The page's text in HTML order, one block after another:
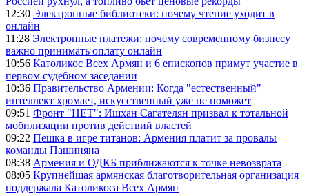
12:30 Электронные библиотеки: почему чтение уходит в
онлайн
11:28 Электронные платежи: почему современному бизнесу
важно принимать оплату онлайн
10:56 Католикос Всех Армян и 6 епископов примут участие в
первом судебном заседании
10:36 Правительство Армении: Когда "естественный"
интеллект хромает, искусственный уже не поможет
09:51 Фронт "НЕТ": Ишхан Сагателян призвал к тотальной
мобилизации против действий властей
09:22 Пешка в игре титанов: Армения платит за провалы
команды Пашиняна
08:38 Армения и ОДКБ приближаются к точке невозврата
08:05 Крупнейшая армянская благотворительная организация
поддержала Католикоса Всех Армян